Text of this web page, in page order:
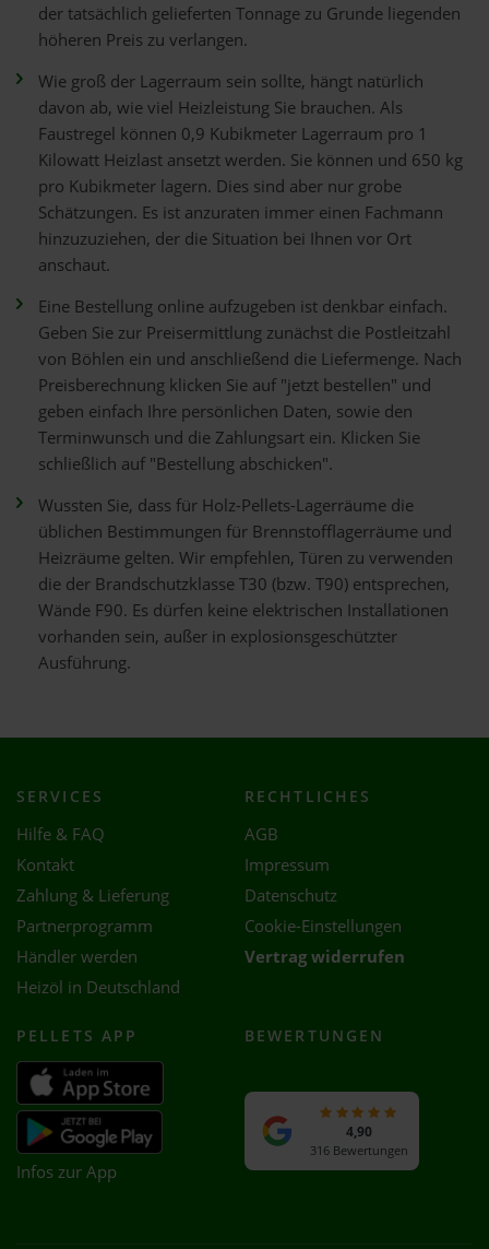
der tatsächlich gelieferten Tonnage zu Grunde liegenden
höheren Preis zu verlangen.
Wie groß der Lagerraum sein sollte, hängt natürlich
davon ab, wie viel Heizleistung Sie brauchen. Als
Faustregel können 0,9 Kubikmeter Lagerraum pro 1
Kilowatt Heizlast ansetzt werden. Sie können und 650 kg
pro Kubikmeter lagern. Dies sind aber nur grobe
Schätzungen. Es ist anzuraten immer einen Fachmann
hinzuzuziehen, der die Situation bei Ihnen vor Ort
anschaut.
Eine Bestellung online aufzugeben ist denkbar einfach.
Geben Sie zur Preisermittlung zunächst die Postleitzahl
von Böhlen ein und anschließend die Liefermenge. Nach
Preisberechnung klicken Sie auf "jetzt bestellen" und
geben einfach Ihre persönlichen Daten, sowie den
Terminwunsch und die Zahlungsart ein. Klicken Sie
schließlich auf "Bestellung abschicken".
Wussten Sie, dass für Holz-Pellets-Lagerräume die
üblichen Bestimmungen für Brennstofflagerräume und
Heizräume gelten. Wir empfehlen, Türen zu verwenden
die der Brandschutzklasse T30 (bzw. T90) entsprechen,
Wände F90. Es dürfen keine elektrischen Installationen
vorhanden sein, außer in explosionsgeschützter
Ausführung.
SERVICES
Hilfe & FAQ
Kontakt
Zahlung & Lieferung
Partnerprogramm
Händler werden
Heizöl in Deutschland
RECHTLICHES
AGB
Impressum
Datenschutz
Cookie-Einstellungen
Vertrag widerrufen
PELLETS APP
Infos zur App
BEWERTUNGEN
4,90
316 Bewertungen